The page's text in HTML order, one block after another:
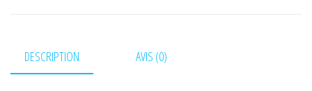
DESCRIPTION AVIS (0)